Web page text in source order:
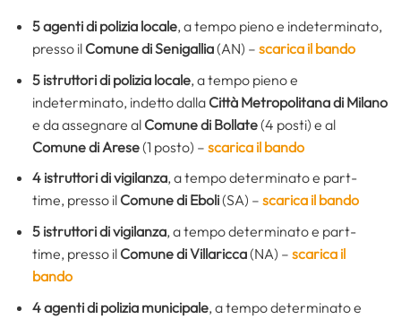
5agenti di polizia locale, a tempo pieno e indeterminato,
presso il Comune di Senigallia(AN) – scarica il bando
5 istruttori di polizia locale, a tempo pieno e
indeterminato, indetto dalla Città Metropolitana di Milano
e da assegnare al Comune di Bollate(4 posti) e al
Comune di Arese(1 posto) – scarica il bando
4 istruttori di vigilanza, a tempo determinato e part-
time, presso il Comune di Eboli(SA) – scarica il bando
5 istruttori di vigilanza, a tempo determinato e part-
time, presso il Comune di Villaricca(NA) – scarica il
bando
4 agenti di polizia municipale, a tempo determinato e